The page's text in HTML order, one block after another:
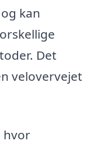
kan
Det
velovervejet
hvor